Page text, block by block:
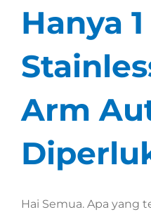
Hanya
Arm
Hai Semua. Apa yang